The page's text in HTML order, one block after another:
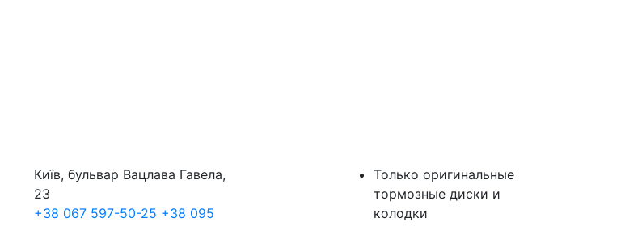
Київ, бульвар Вацлава Гавела,
23
+38 067 597-50-25 +38 095
Только оригинальные
тормозные диски и
колодки